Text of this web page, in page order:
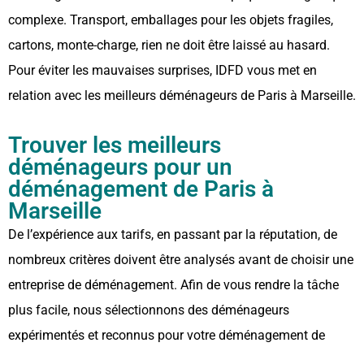
complexe. Transport, emballages pour les objets fragiles,
cartons, monte-charge, rien ne doit être laissé au hasard.
Pour éviter les mauvaises surprises, IDFD vous met en
relation avec les meilleurs déménageurs de Paris à Marseille.
Trouver les meilleurs
déménageurs pour un
déménagement de Paris à
Marseille
De l’expérience aux tarifs, en passant par la réputation, de
nombreux critères doivent être analysés avant de choisir une
entreprise de déménagement. Afin de vous rendre la tâche
plus facile, nous sélectionnons des déménageurs
expérimentés et reconnus pour votre déménagement de